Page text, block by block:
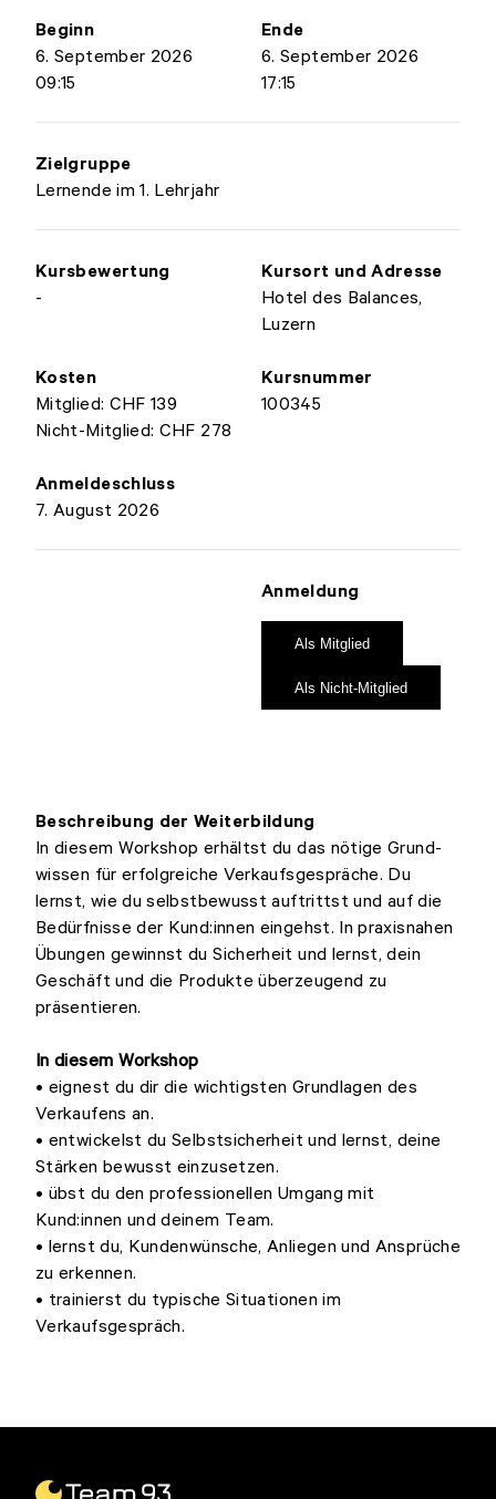
Beginn
6. September 2026
09:15
Ende
6. September 2026
17:15
Zielgruppe
Lernende im 1. Lehrjahr
Kursbewertung
-
Kursort und Adresse
Hotel des Balances,
Luzern
Kosten
Mitglied: CHF 139
Nicht-Mitglied: CHF 278
Kursnummer
100345
Anmeldeschluss
7. August 2026
Anmeldung
Als Mitglied
Als Nicht-Mitglied
Beschreibung der Weiterbildung
In diesem Workshop erhältst du das nötige Grund-
wissen für erfolgreiche Verkaufsgespräche. Du
lernst, wie du selbstbewusst auftrittst und auf die
Bedürfnisse der Kund:innen eingehst. In praxisnahen
Übungen gewinnst du Sicherheit und lernst, dein
Geschäft und die Produkte überzeugend zu
präsentieren.
In diesem Workshop
• eignest du dir die wichtigsten Grundlagen des
Verkaufens an.
• entwickelst du Selbstsicherheit und lernst, deine
Stärken bewusst einzusetzen.
• übst du den professionellen Umgang mit
Kund:innen und deinem Team.
• lernst du, Kundenwünsche, Anliegen und Ansprüche
zu erkennen.
• trainierst du typische Situationen im
Verkaufsgespräch.